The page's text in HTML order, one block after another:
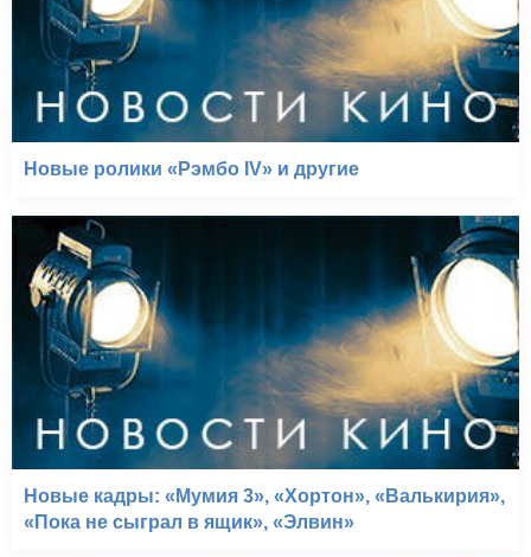
Новые ролики «Рэмбо IV» и другие
Новые кадры: «Мумия 3», «Хортон», «Валькирия»,
«Пока не сыграл в ящик», «Элвин»